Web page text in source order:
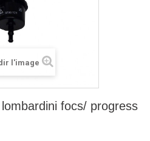
l'image
focs/ progress